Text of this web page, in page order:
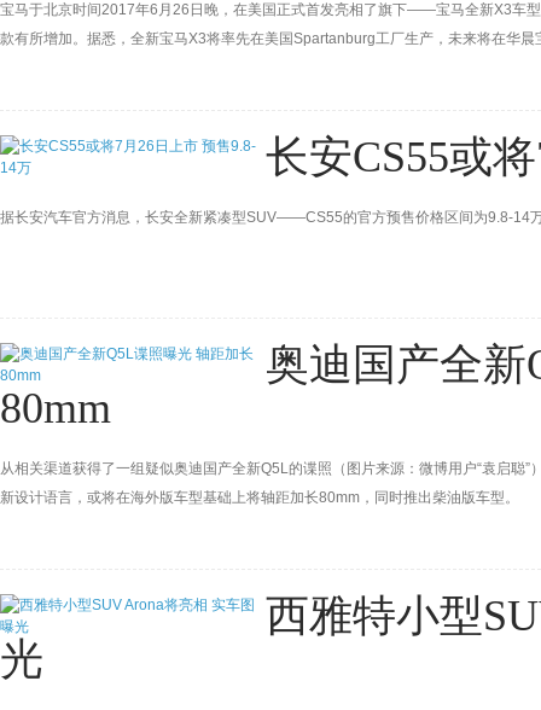
宝马于北京时间2017年6月26日晚，在美国正式首发亮相了旗下——宝马全新X3车
款有所增加。据悉，全新宝马X3将率先在美国Spartanburg工厂生产，未来将在华
长安CS55或
据长安汽车官方消息，长安全新紧凑型SUV——CS55的官方预售价格区间为9.8-14
奥迪国产全新
80mm
从相关渠道获得了一组疑似奥迪国产全新Q5L的谍照（图片来源：微博用户“袁启
新设计语言，或将在海外版车型基础上将轴距加长80mm，同时推出柴油版车型。
西雅特小型
光